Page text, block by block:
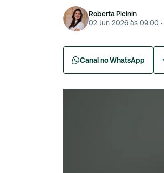
Roberta Picinin
02 Jun 2026 às 09:00 ·
Canal no WhatsApp